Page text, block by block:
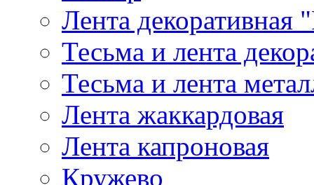
Лента декоративная
Тесьма и лента
Тесьма и лента
Лента жаккардовая
Лента капроновая
Кружево